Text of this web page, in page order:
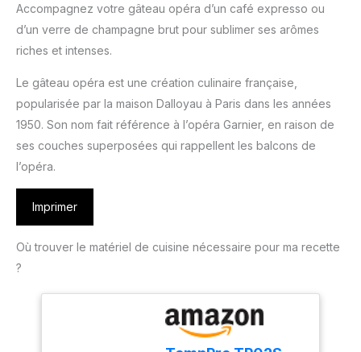
Accompagnez votre gâteau opéra d’un café expresso ou
d’un verre de champagne brut pour sublimer ses arômes
riches et intenses.
Le gâteau opéra est une création culinaire française,
popularisée par la maison Dalloyau à Paris dans les années
1950. Son nom fait référence à l’opéra Garnier, en raison de
ses couches superposées qui rappellent les balcons de
l’opéra.
Imprimer
Où trouver le matériel de cuisine nécessaire pour ma recette
?